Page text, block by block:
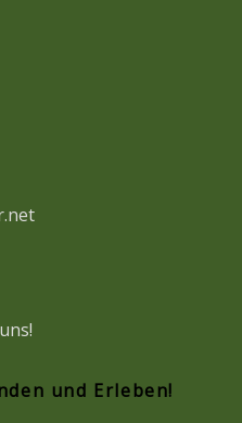
und Erleben!